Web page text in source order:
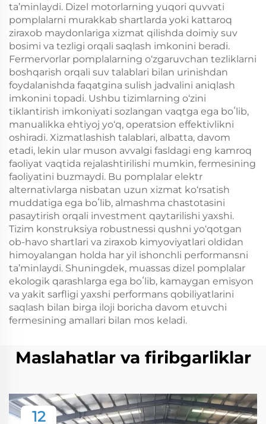
ta’minlaydi. Dizel motorlarning yuqori quvvati
pomplalarni murakkab shartlarda yoki kattaroq
ziraxob maydonlariga xizmat qilishda doimiy suv
bosimi va tezligi orqali saqlash imkonini beradi.
Fermervorlar pomplalarning o‘zgaruvchan tezliklarni
boshqarish orqali suv talablari bilan urinishdan
foydalanishda faqatgina sulish jadvalini aniqlash
imkonini topadi. Ushbu tizimlarning o‘zini
tiklantirish imkoniyati sozlangan vaqtga ega boʻlib,
manualikka ehtiyoj yo‘q, operatsion effektivlikni
oshiradi. Xizmatlashish talablari, albatta, davom
etadi, lekin ular muson avvalgi fasldagi eng kamroq
faoliyat vaqtida rejalashtirilishi mumkin, fermesining
faoliyatini buzmaydi. Bu pomplalar elektr
alternativlarga nisbatan uzun xizmat ko‘rsatish
muddatiga ega boʻlib, almashma chastotasini
pasaytirish orqali investment qaytarilishi yaxshi.
Tizim konstruksiya robustnessi qushni yo‘qotgan
ob-havo shartlari va ziraxob kimyoviyatlari oldidan
himoyalangan holda har yil ishonchli performansni
ta’minlaydi. Shuningdek, muassas dizel pomplalar
ekologik qarashlarga ega boʻlib, kamaygan emisyon
va yakit sarfligi yaxshi performans qobiliyatlarini
saqlash bilan birga iloji boricha davom etuvchi
fermesining amallari bilan mos keladi.
Maslahatlar va firibgarliklar
12